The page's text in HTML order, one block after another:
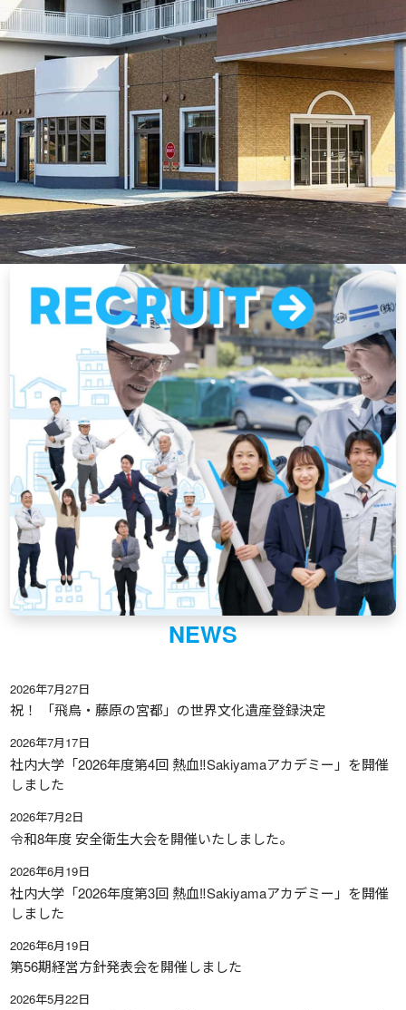
採用情報ページへのリンク
NEWS
2026年7月27日
祝！ 「飛鳥・藤原の宮都」の世界文化遺産登録決定
2026年7月17日
社内大学「2026年度第4回 熱血‼Sakiyamaアカデミー」を開催
しました
2026年7月2日
令和8年度 安全衛生大会を開催いたしました。
2026年6月19日
社内大学「2026年度第3回 熱血‼Sakiyamaアカデミー」を開催
しました
2026年6月19日
第56期経営方針発表会を開催しました
2026年5月22日